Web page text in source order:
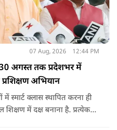
07 Aug, 2026 12:44 PM
अगस्त तक प्रदेशभर में
अभियान
स्मार्ट क्लास स्थापित करना ही
शिक्षण में दक्ष बनाना है. प्रत्येक